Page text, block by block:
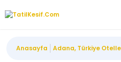
Anasayfa Adana, Türkiye